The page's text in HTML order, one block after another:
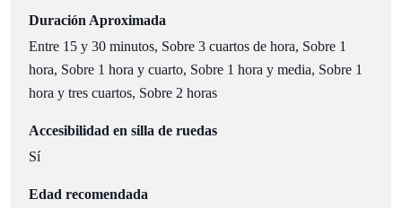
Duración Aproximada
Entre 15 y 30 minutos, Sobre 3 cuartos de hora, Sobre 1
hora, Sobre 1 hora y cuarto, Sobre 1 hora y media, Sobre 1
hora y tres cuartos, Sobre 2 horas
Accesibilidad en silla de ruedas
Sí
Edad recomendada